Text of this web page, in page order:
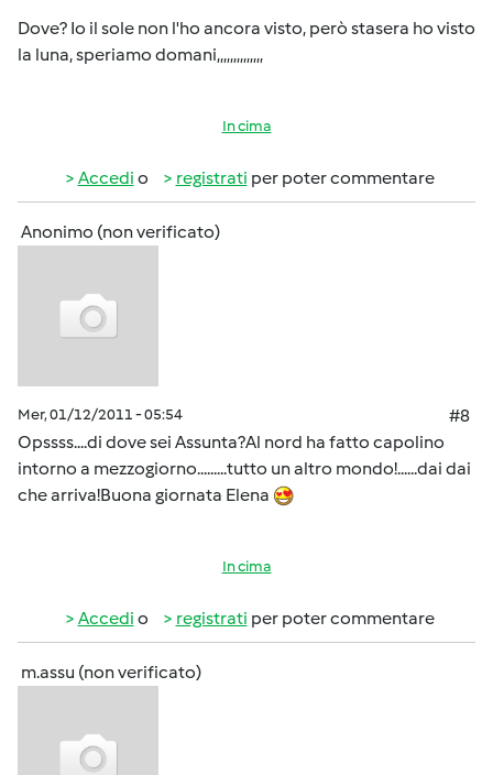
Dove? Io il sole non l'ho ancora visto, però stasera ho visto
la luna, speriamo domani,,,,,,,,,,,,,,
In cima
Accedi o registrati per poter commentare
Anonimo (non verificato)
Mer, 01/12/2011 - 05:54
#8
Opssss....di dove sei Assunta?Al nord ha fatto capolino
intorno a mezzogiorno.........tutto un altro mondo!......dai dai
che arriva!Buona giornata Elena
In cima
Accedi o registrati per poter commentare
m.assu (non verificato)